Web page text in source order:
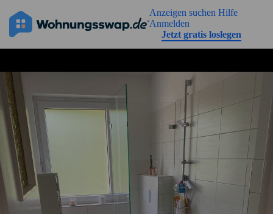
Anzeigen suchen Hilfe
Anmelden
Jetzt gratis loslegen